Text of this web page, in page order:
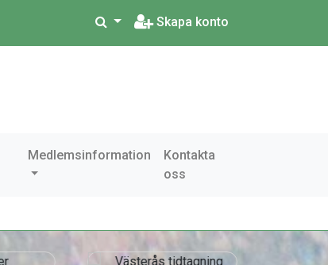
Skapa konto
Medlemsinformation
Kontakta
oss